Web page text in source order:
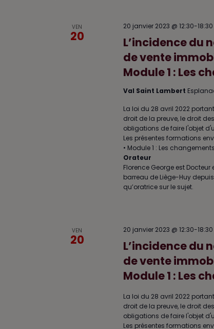
t
i
n
n
z
u
n
e
d
a
e
.
VEN
20
L’incidence du
de vente
Module 1 : Les
20 janvier 2023 @ 12:30-18:30
Val Saint Lambert
La loi du 28 avril 2022
droit de la preuve, le droit
obligations de faire l'objet
Les présentes formations
• Module 1 : Les
Orateur
Florence George est
barreau de Liège-Huy
qu’oratrice sur le sujet.
VEN
20
L’incidence du
de vente
Module 1 : Les
20 janvier 2023 @ 12:30-18:30
La loi du 28 avril 2022
droit de la preuve, le droit
obligations de faire l'objet
Les présentes formations